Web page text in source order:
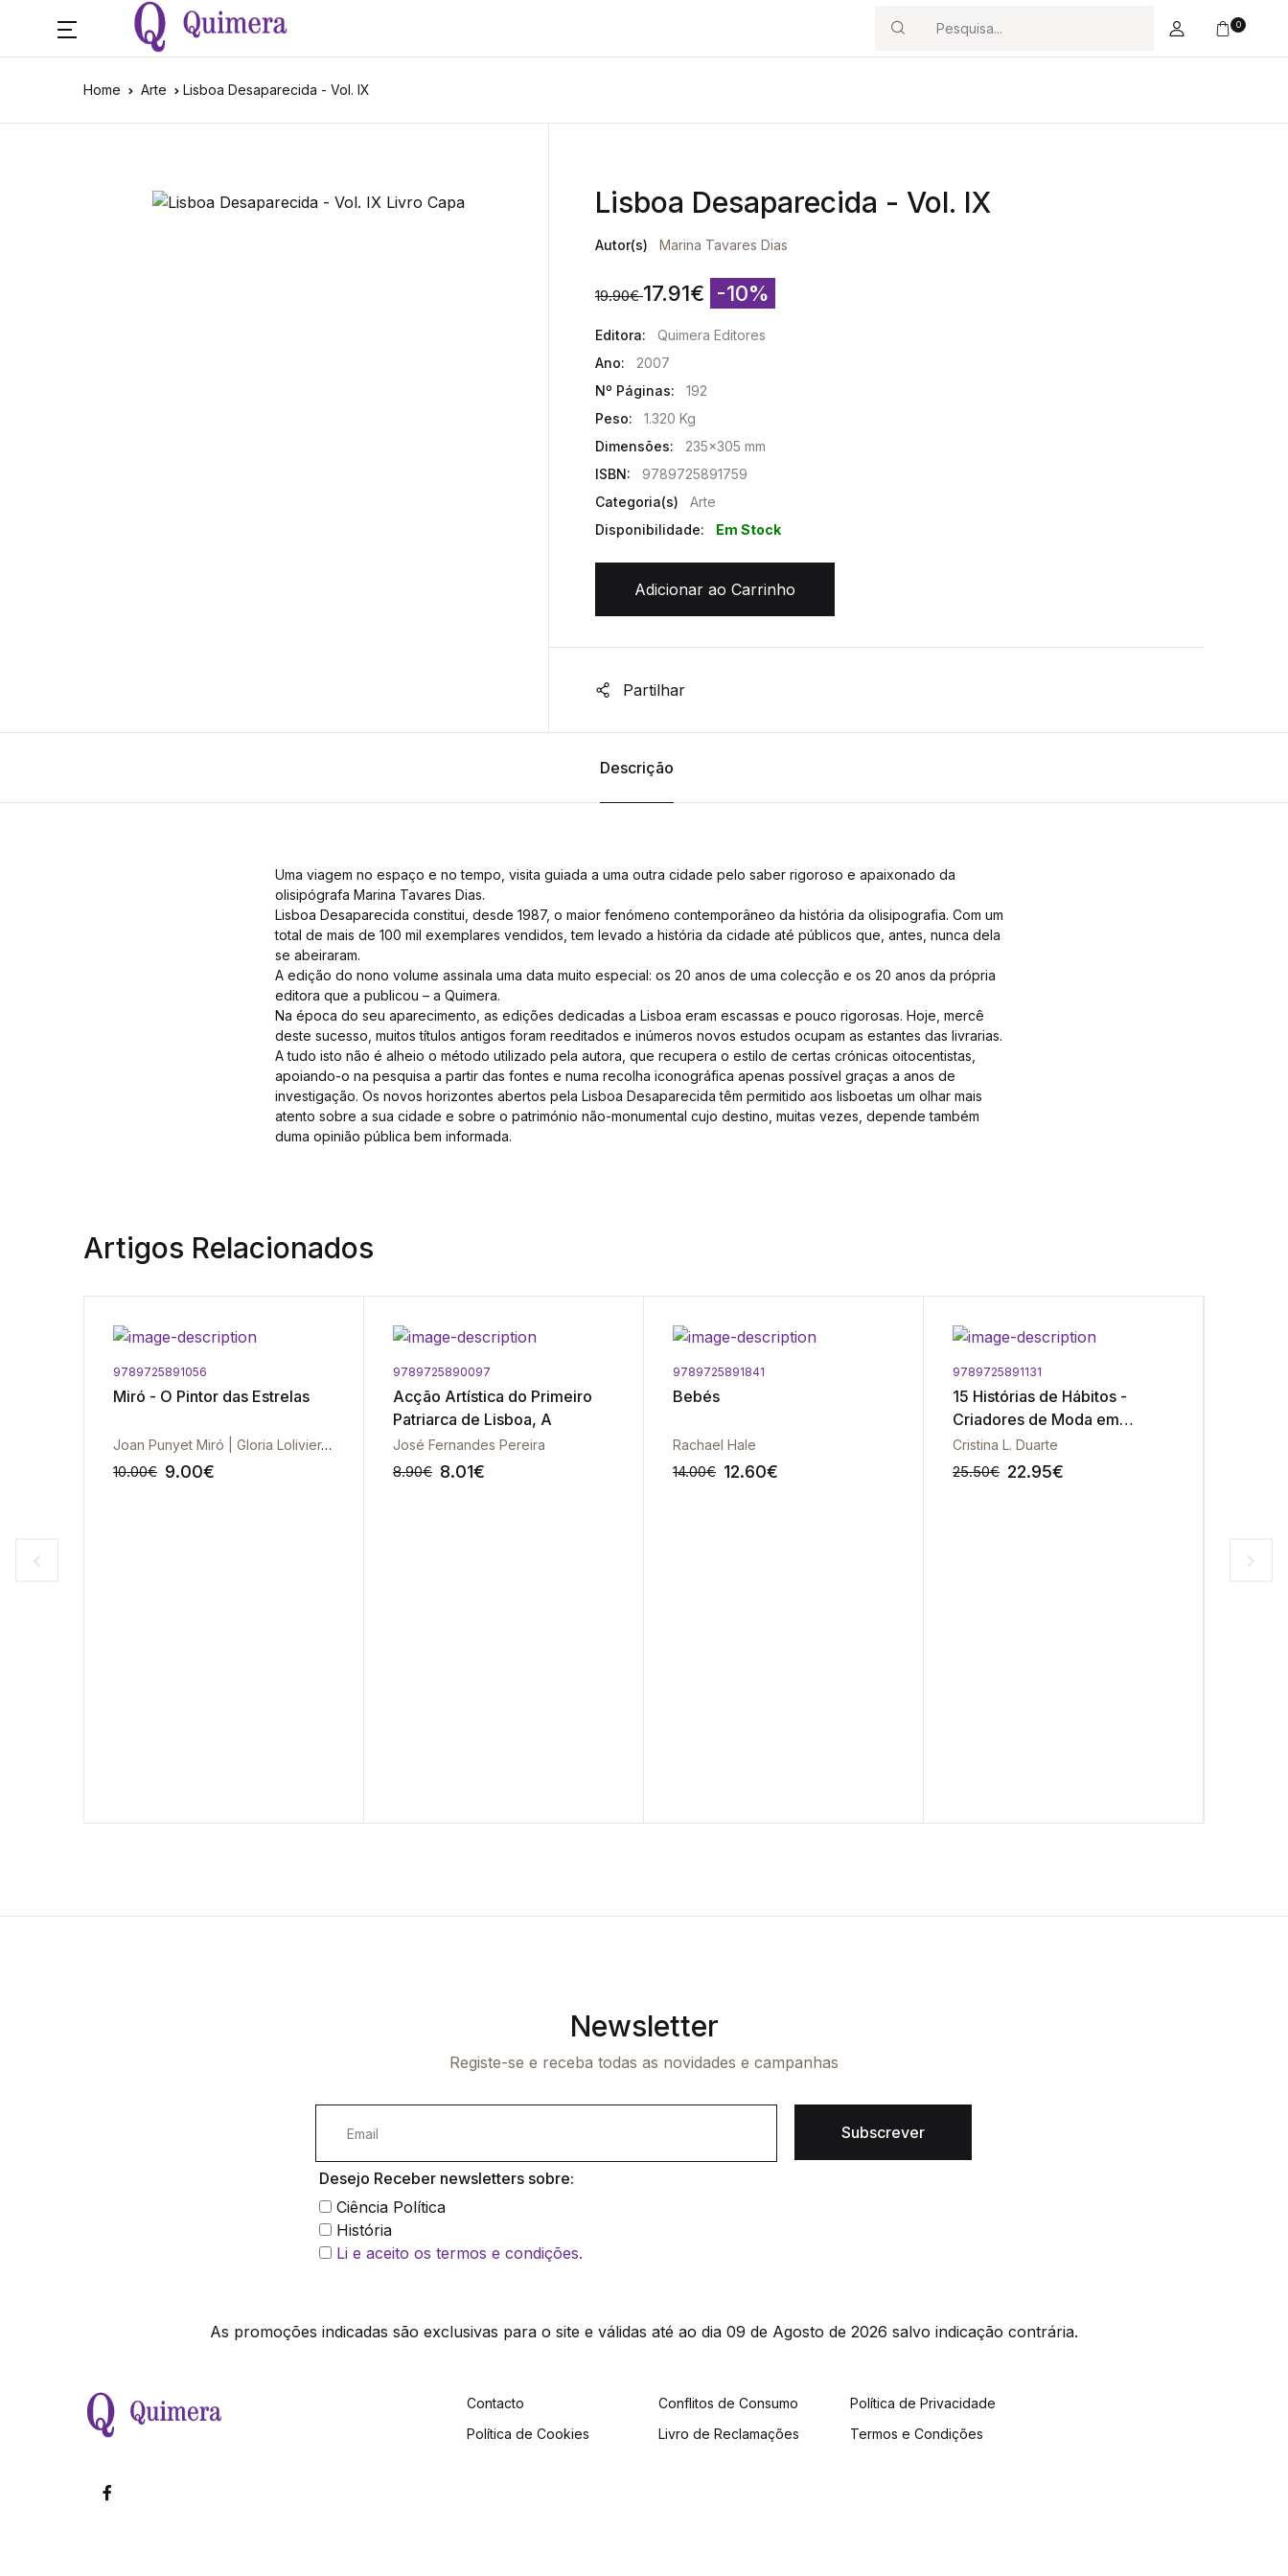
Search
0
Home Arte Lisboa Desaparecida - Vol. IX
Lisboa Desaparecida - Vol. IX
Autor(s) Marina Tavares Dias
19.90€ 17.91€ -10%
Editora:
Quimera Editores
Ano:
2007
Nº Páginas:
192
Peso:
1.320 Kg
Dimensões:
235x305 mm
ISBN:
9789725891759
Categoria(s)
Arte
Disponibilidade:
Em Stock
Adicionar ao Carrinho
Partilhar
Descrição
Uma viagem no espaço e no tempo, visita guiada a uma outra cidade pelo saber rigoroso e apaixonado da
olisipógrafa Marina Tavares Dias.
Lisboa Desaparecida constitui, desde 1987, o maior fenómeno contemporâneo da história da olisipografia. Com um
total de mais de 100 mil exemplares vendidos, tem levado a história da cidade até públicos que, antes, nunca dela
se abeiraram.
A edição do nono volume assinala uma data muito especial: os 20 anos de uma colecção e os 20 anos da própria
editora que a publicou – a Quimera.
Na época do seu aparecimento, as edições dedicadas a Lisboa eram escassas e pouco rigorosas. Hoje, mercê
deste sucesso, muitos títulos antigos foram reeditados e inúmeros novos estudos ocupam as estantes das livrarias.
A tudo isto não é alheio o método utilizado pela autora, que recupera o estilo de certas crónicas oitocentistas,
apoiando-o na pesquisa a partir das fontes e numa recolha iconográfica apenas possível graças a anos de
investigação. Os novos horizontes abertos pela Lisboa Desaparecida têm permitido aos lisboetas um olhar mais
atento sobre a sua cidade e sobre o património não-monumental cujo destino, muitas vezes, depende também
duma opinião pública bem informada.
Artigos Relacionados
9789725891056
Miró - O Pintor das Estrelas
Joan Punyet Miró | Gloria Lolivier-Rahola
10.00€ 9.00€
9789725890097
Acção Artística do Primeiro
Patriarca de Lisboa, A
José Fernandes Pereira
8.90€ 8.01€
9789725891841
Bebés
Rachael Hale
14.00€ 12.60€
9789725891131
15 Histórias de Hábitos -
Criadores de Moda em
Portugal
Cristina L. Duarte
25.50€ 22.95€
Newsletter
Registe-se e receba todas as novidades e campanhas
Subscrever
Desejo Receber newsletters sobre:
Ciência Política
História
Li e aceito os termos e condições.
As promoções indicadas são exclusivas para o site e válidas até ao dia 09 de Agosto de 2026 salvo indicação contrária.
Contacto
Política de Cookies
Conflitos de Consumo
Livro de Reclamações
Política de Privacidade
Termos e Condições